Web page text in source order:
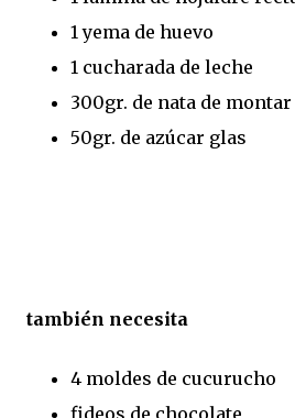
1 yema de huevo
1 cucharada de leche
300gr. de nata de montar
50gr. de azúcar glas
también necesita
4 moldes de cucurucho
fideos de chocolate